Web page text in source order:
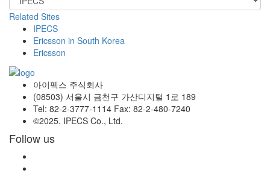
Related Sites
IPECS
Ericsson in South Korea
Ericsson
아이펙스 주식회사
(08503) 서울시 금천구 가산디지털 1로 189
Tel: 82-2-3777-1114 Fax: 82-2-480-7240
©2025. IPECS Co., Ltd.
Follow us